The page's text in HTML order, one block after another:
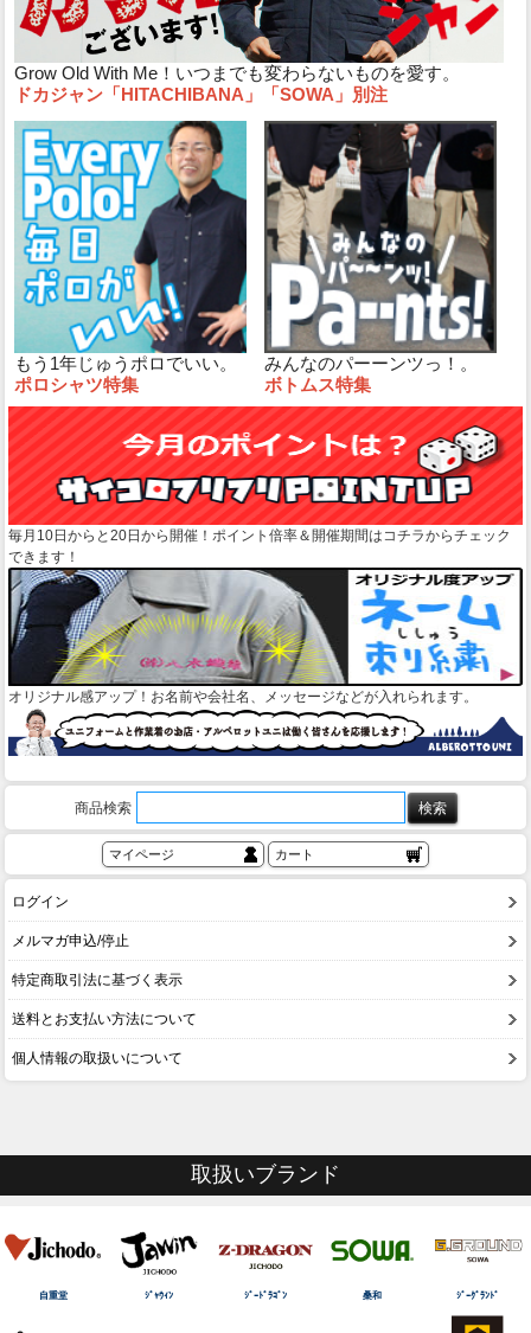
Grow Old With Me！いつまでも変わらないものを愛す。
ドカジャン「HITACHIBANA」「SOWA」別注
もう1年じゅうポロでいい。
ポロシャツ特集
みんなのパーーンツっ！。
ボトムス特集
毎月10日からと20日から開催！ポイント倍率＆開催期間はコチラからチェック
できます！
オリジナル感アップ！お名前や会社名、メッセージなどが入れられます。
商品検索
マイページ カート
ログイン
メルマガ申込/停止
特定商取引法に基づく表示
送料とお支払い方法について
個人情報の取扱いについて
取扱いブランド
自重堂 ｼﾞｬｳｨﾝ ｼﾞｰﾄﾞﾗｺﾞﾝ 桑和 ｼﾞｰｸﾞﾗﾝﾄﾞ